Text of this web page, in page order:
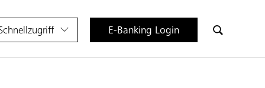
E-Banking Login